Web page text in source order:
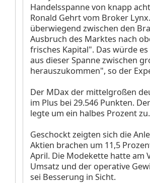
Handelsspanne von knapp
Ronald Gehrt vom Broker
überwiegend zwischen den
Ausbruch des Marktes nach
frisches Kapital". Das würde
aus dieser Spanne zwischen
herauszukommen", so der
Der MDax der mittelgroßen
im Plus bei 29.546 Punkten.
legte um ein halbes Prozent zu.
Geschockt zeigten sich die
Aktien brachen um 11,5
April. Die Modekette hatte am
Umsatz und der operative
sei Besserung in Sicht.